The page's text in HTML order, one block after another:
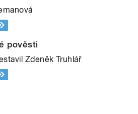
pověsti
Zdeněk Truhlář